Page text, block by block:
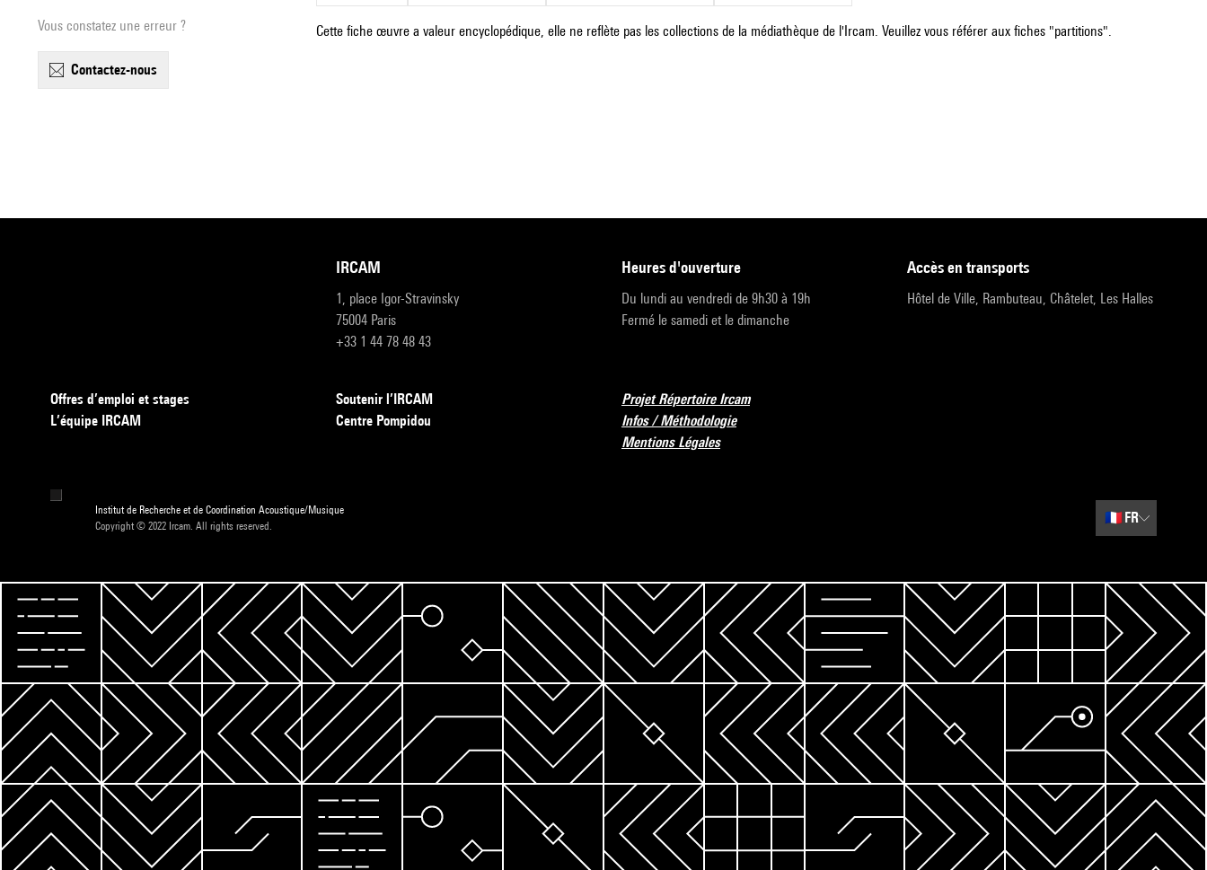
Vous constatez une erreur ?
contactez-nous
Cette fiche œuvre a valeur encyclopédique, elle ne reflète pas les collections de la médiathèque de l'Ircam. Veuillez vous référer aux fiches "partitions".
IRCAM
1, place Igor-Stravinsky
75004 Paris
+33 1 44 78 48 43
heures d'ouverture
Du lundi au vendredi de 9h30 à 19h
Fermé le samedi et le dimanche
accès en transports
Hôtel de Ville, Rambuteau, Châtelet, Les Halles
Offres d’emploi et stages
L’équipe IRCAM
Soutenir l’IRCAM
Centre Pompidou
Projet Répertoire Ircam
Infos / Méthodologie
Mentions Légales
Institut de Recherche et de Coordination Acoustique/Musique
Copyright © 2022 Ircam. All rights reserved.
🇫🇷 FR